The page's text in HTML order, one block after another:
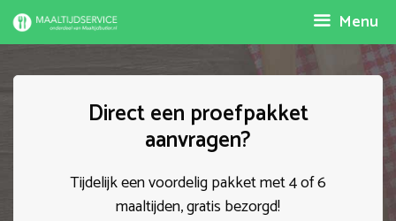
Spring
naar
Menu
Direct een proefpakket
aanvragen?
Tijdelijk een voordelig pakket met 4 of 6
maaltijden, gratis bezorgd!